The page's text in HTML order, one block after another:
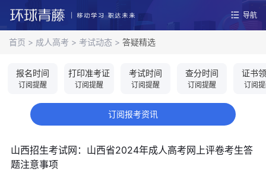
导航
首页 > 成人高考 > 考试动态 > 答疑精选
报名时间
订阅提醒
打印准考证
订阅提醒
考试时间
订阅提醒
查分时间
订阅提醒
证书
订阅
订阅报考资讯
山西招生考试网：山西省2024年成人高考网上评卷考生答
题注意事项